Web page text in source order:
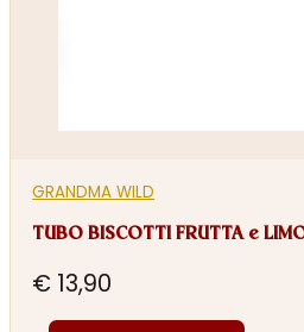
GRANDMA WILD
TUBO BISCOTTI FRUTTA e
€ 13,90